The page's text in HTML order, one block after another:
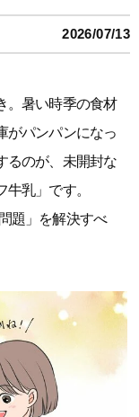
2026/07/13
。暑い時季の食材
がパンパンになっ
るのが、未開封な
乳」です。
題」を解決すべ